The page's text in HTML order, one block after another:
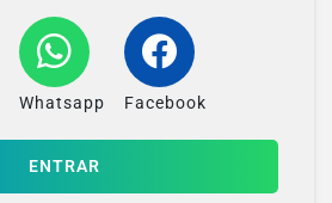
Whatsapp Facebook
ENTRAR